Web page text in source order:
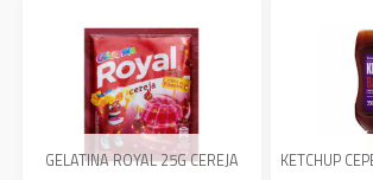
GELATINA ROYAL 25G CEREJA KETCHUP